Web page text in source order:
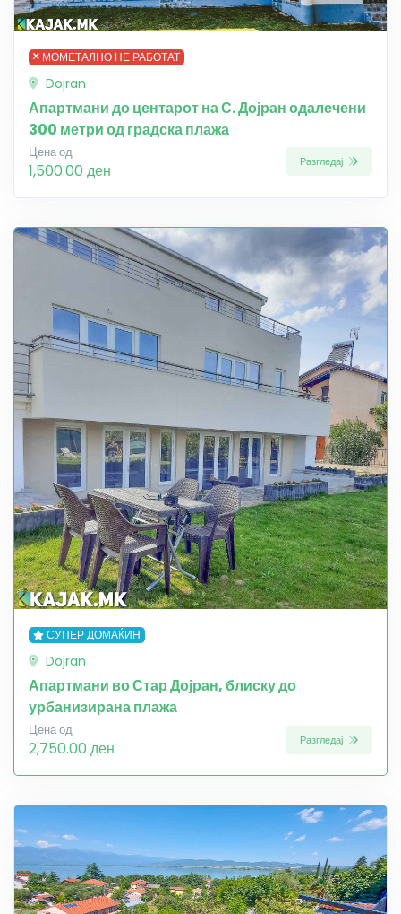
МОМЕТАЛНО НЕ РАБОТАТ
Dojran
Апартмани до центарот на С. Дојран одалечени
300 метри од градска плажа
Цена од
1,500.00 ден Разгледај
СУПЕР ДОМАЌИН
Dojran
Апартмани во Стар Дојран, блиску до
урбанизирана плажа
Цена од
2,750.00 ден Разгледај